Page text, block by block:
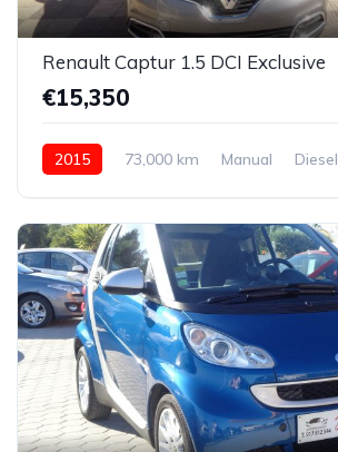
Renault Captur 1.5 DCI Exclusive
€15,350
2015 73,000 km Manual
Diesel